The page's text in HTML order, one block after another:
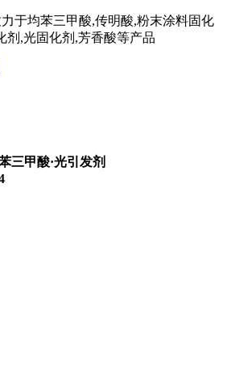
于均苯三甲酸,传明酸,粉末涂料固化
剂,光固化剂,芳香酸等产品
三甲酸·光引发剂